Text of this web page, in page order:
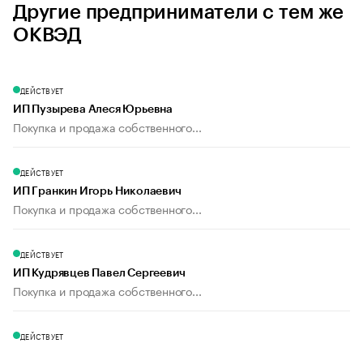
Другие предприниматели с тем же
ОКВЭД
ДЕЙСТВУЕТ
ИП Пузырева Алеся Юрьевна
Покупка и продажа собственного...
ДЕЙСТВУЕТ
ИП Гранкин Игорь Николаевич
Покупка и продажа собственного...
ДЕЙСТВУЕТ
ИП Кудрявцев Павел Сергеевич
Покупка и продажа собственного...
ДЕЙСТВУЕТ